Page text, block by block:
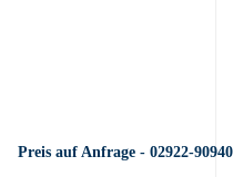
Preis auf Anfrage - 02922-